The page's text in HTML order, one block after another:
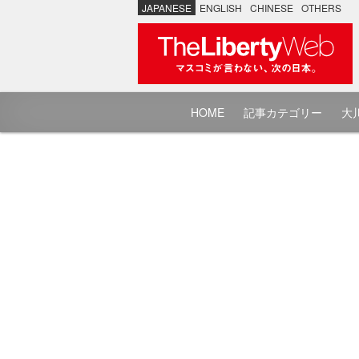
JAPANESE ENGLISH CHINESE OTHERS
HOME 記事カテゴリー 大